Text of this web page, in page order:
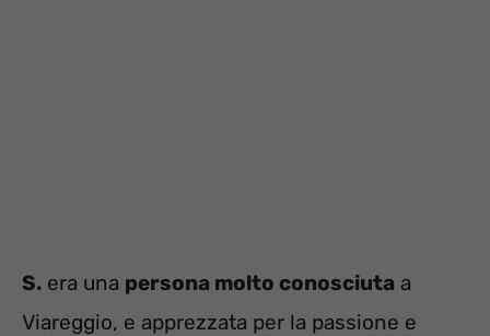
S. era una persona molto conosciuta a
Viareggio, e apprezzata per la passione e